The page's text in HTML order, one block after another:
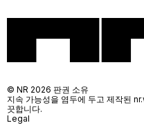
© NR 2026 판권 소유
지속 가능성을 염두에 두고 제작된
끗합니다.
Legal